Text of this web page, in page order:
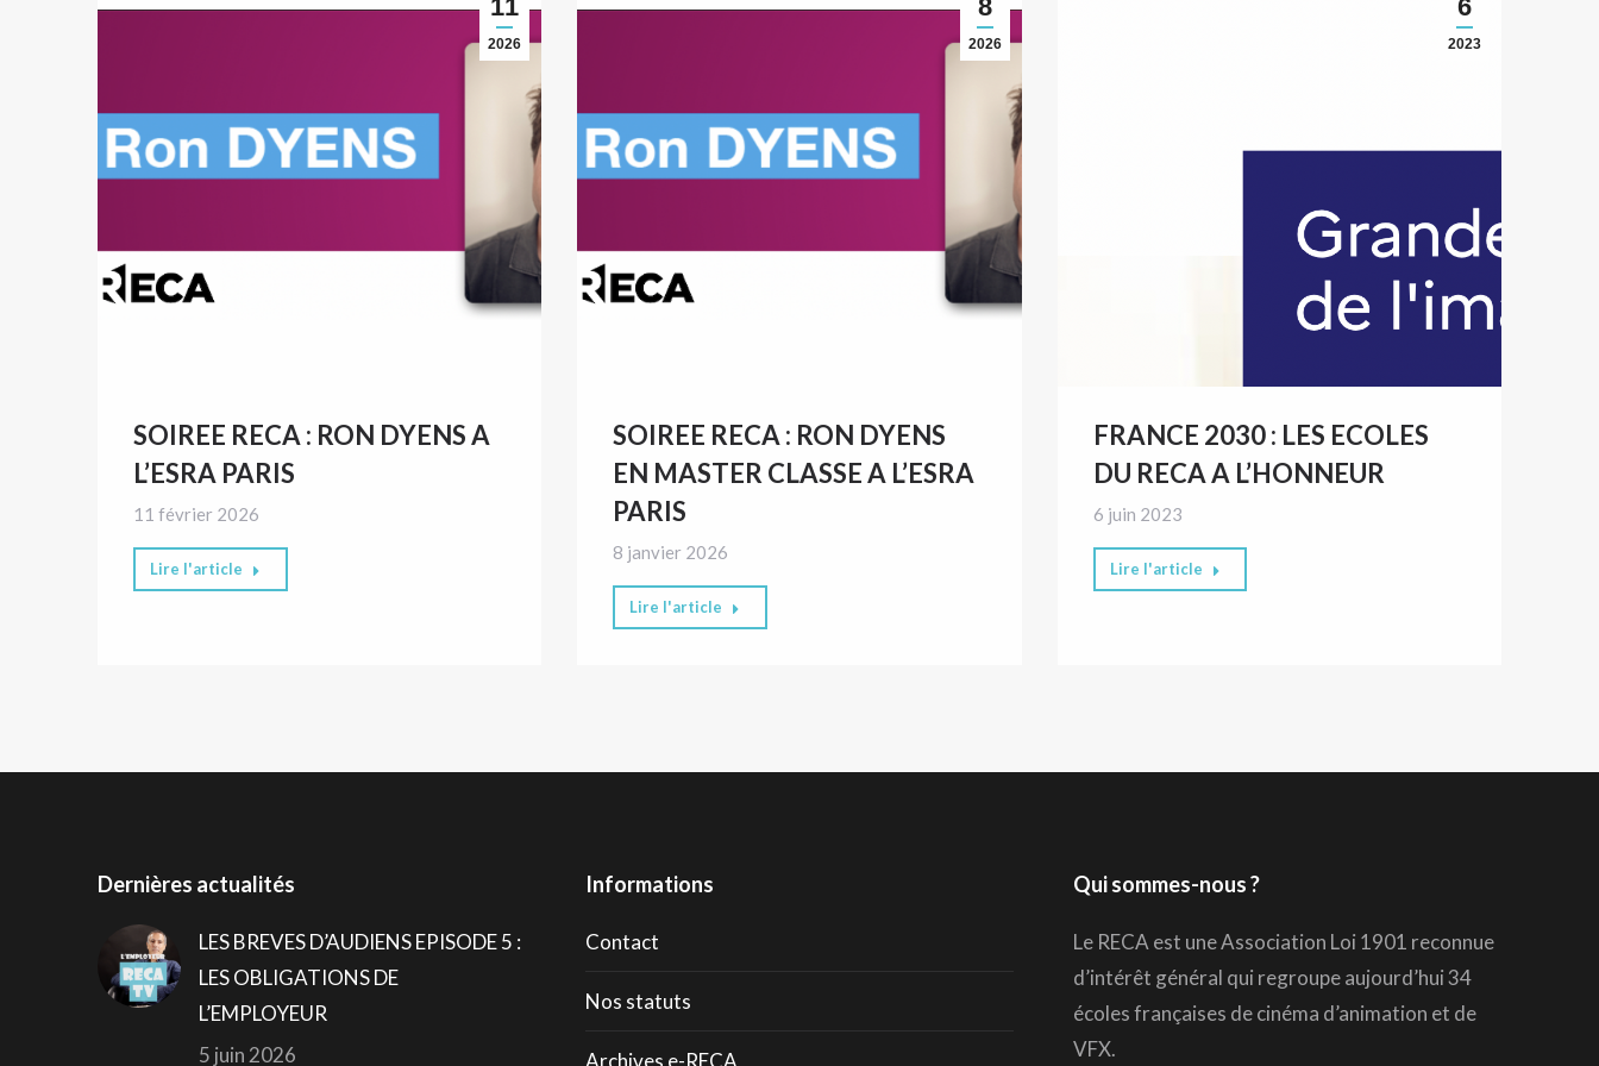
11
2026
SOIREE RECA : RON DYENS A
L’ESRA PARIS
11 février 2026
Lire l'article
8
2026
SOIREE RECA : RON DYENS
EN MASTER CLASSE A L’ESRA
PARIS
8 janvier 2026
Lire l'article
6
2023
FRANCE 2030 : LES ECOLES
DU RECA A L’HONNEUR
6 juin 2023
Lire l'article
Dernières actualités
LES BREVES D’AUDIENS EPISODE 5 :
LES OBLIGATIONS DE
L’EMPLOYEUR
5 juin 2026
Informations
Contact
Nos statuts
Qui sommes-nous ?
Le RECA est une Association Loi 1901 reconnue
d’intérêt général qui regroupe aujourd’hui 34
écoles françaises de cinéma d’animation et de
VFX.